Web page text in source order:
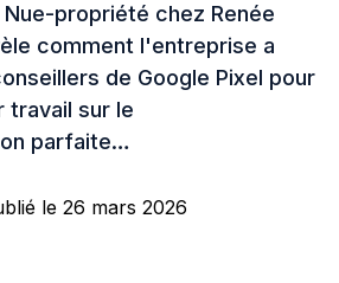
propriété chez Renée
comment l'entreprise a
de Google Pixel pour
travail sur le
parfaite…
le 26 mars 2026